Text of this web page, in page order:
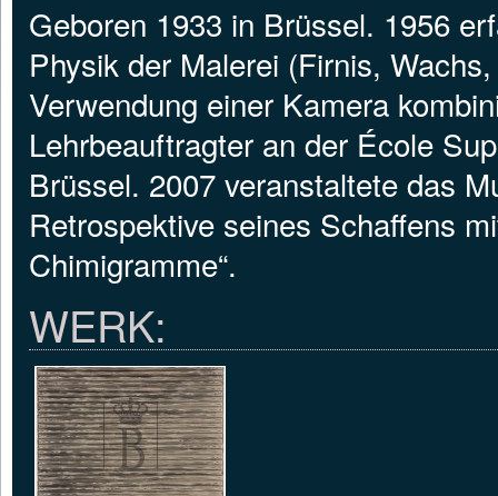
Geboren 1933 in Brüssel. 1956
Physik der Malerei (Firnis,
Verwendung einer Kamera
Lehrbeauftragter an der École
Brüssel. 2007 veranstaltete das
Retrospektive seines Schaffens
Chimigramme“.
WERK: